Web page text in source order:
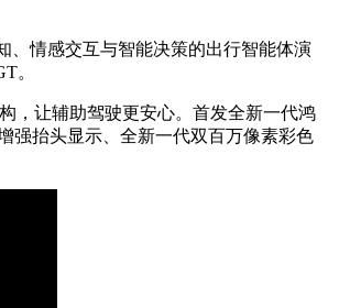
、情感交互与智能决策的出行智能体演
。
，让辅助驾驶更安心。首发全新一代鸿
强抬头显示、全新一代双百万像素彩色